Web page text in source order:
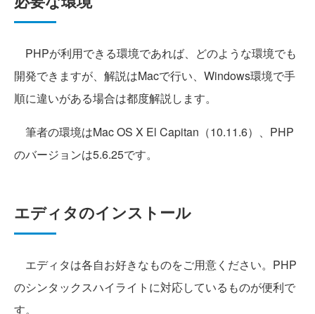
PHPが利用できる環境であれば、どのような環境でも
開発できますが、解説はMacで行い、Windows環境で手
順に違いがある場合は都度解説します。
筆者の環境はMac OS X El Capitan（10.11.6）、PHP
のバージョンは5.6.25です。
エディタのインストール
エディタは各自お好きなものをご用意ください。PHP
のシンタックスハイライトに対応しているものが便利で
す。